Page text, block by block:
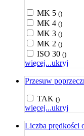
MK 5 ()
MK 4 ()
MK 3 ()
MK 2 ()
ISO 30 ()
więcej...ukryj
Przesuw
TAK ()
więcej...ukryj
Liczba prędkości